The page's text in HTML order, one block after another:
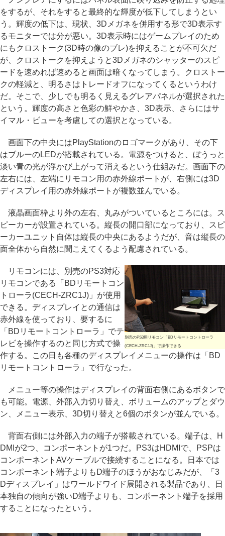
をするが、それをすると最終的な輝度が低下してしまうとい
う。輝度の低下は、現状、3Dメガネを併用する形で3D表示す
るモニターでは分が悪い。3D表示時にはゲームプレイのため
にもクロストーク(3D時の像のブレ)を抑えることが不可欠だ
が、クロストークを抑えようと3Dメガネのシャッターのスピ
ードを速めれば速めると画面は暗くなってしまう。クロストー
クの軽減と、明るさはトレードオフになってくるというわけ
だ。そこで、少しでも明るく見えるグレアパネルが選択された
という。輝度の高さと色彩の鮮やかさ、3D表示、さらにはサ
イマル・ビューを考慮しての選択となっている。
画面下の中央にはPlayStationのロゴマークがあり、その下
はブルーのLEDが搭載されている。電源をつけると、ぼうっと
淡い青の光が浮かび上がって消えるという仕組みだ。画面下の
左右には、左端にリモコン用の赤外線ポートが、右側には3D
ディスプレイ用の赤外線ポートが複数並んでいる。
液晶画面枠より外の左右、丸みがついているところには。ス
ピーカーが設置されている。縦長の開口部になっており、スピ
ーカーユニット自体は縦長の中央にあるようだが、音は縦長の
面全体から自然に聞こえてくるよう配慮されている。
別売のPS3用リモコン「BDリモートコントローラ
(CECH-ZRC1J)」で操作できる
リモコンには、別売のPS3対応
リモコンである「BDリモートコン
トローラ(CECH-ZRC1J)」が使用
できる。ディスプレイとの通信は
赤外線を使っており、要するに
「BDリモートコントローラ」でテ
レビを操作するのと同じ方式で操
作する。この日も各種のディスプレイメニューの操作は「BD
リモートコントローラ」で行なった。
メニュー等の操作はディスプレイの背面右側にあるボタンで
も可能。電源、外部入力切り替え、ボリュームのアップとダウ
ン、メニュー表示、3D切り替えと6個のボタンが並んでいる。
背面右側には外部入力の端子が搭載されている。端子は、H
DMIが2つ、コンポーネントが1つだ。PS3はHDMIで、PSPは
コンポーネントAVケーブルで接続することになる。日本では
コンポーネント端子よりもD端子のほうがおなじみだが、「3
Dディスプレイ」はワールドワイド展開される製品であり、日
本独自の傾向が強いD端子よりも、コンポーネント端子を採用
することになったという。